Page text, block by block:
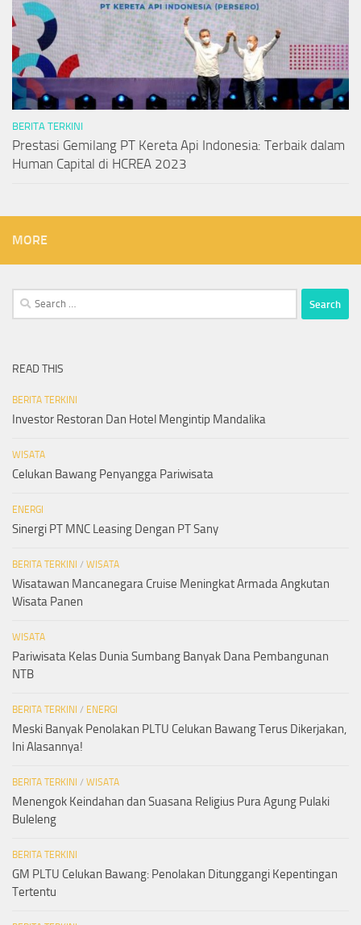
BERITA TERKINI
Prestasi Gemilang PT Kereta Api Indonesia: Terbaik dalam
Human Capital di HCREA 2023
MORE
Search
for:
READ THIS
BERITA TERKINI
Investor Restoran Dan Hotel Mengintip Mandalika
WISATA
Celukan Bawang Penyangga Pariwisata
ENERGI
Sinergi PT MNC Leasing Dengan PT Sany
BERITA TERKINI / WISATA
Wisatawan Mancanegara Cruise Meningkat Armada Angkutan
Wisata Panen
WISATA
Pariwisata Kelas Dunia Sumbang Banyak Dana Pembangunan
NTB
BERITA TERKINI / ENERGI
Meski Banyak Penolakan PLTU Celukan Bawang Terus Dikerjakan,
Ini Alasannya!
BERITA TERKINI / WISATA
Menengok Keindahan dan Suasana Religius Pura Agung Pulaki
Buleleng
BERITA TERKINI
GM PLTU Celukan Bawang: Penolakan Ditunggangi Kepentingan
Tertentu